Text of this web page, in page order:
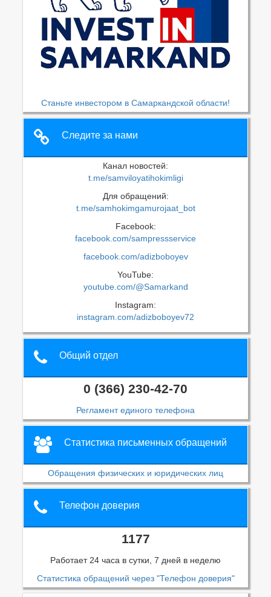
Станьте инвестором в Самаркандской области!
Следите за нами
Канал новостей:
t.me/samviloyatihokimligi
Для обращений:
t.me/samhokimgamurojaat_bot
Facebook:
facebook.com/sampressservice
facebook.com/adizboboyev
YouTube:
youtube.com/@Samarkand
Instagram:
instagram.com/adizboboyev72
Общий отдел
0 (366) 230-42-70
Регламент единого телефона
Статистика письменных обращений
Обращения физических и юридических лиц
Телефон доверия
1177
Работает 24 часа в сутки, 7 дней в неделю
Статистика обращений через "Телефон доверия"